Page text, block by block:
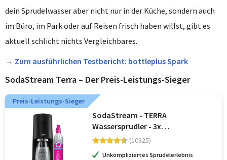
dein Sprudelwasser aber nicht nur in der Küche, sondern auch
im Büro, im Park oder auf Reisen frisch haben willst, gibt es
aktuell schlicht nichts Vergleichbares.
→ Zum ausführlichen Testbericht: bottleplus Spark
SodaStream Terra – Der Preis-Leistungs-Sieger
Preis-Leistungs-Sieger
SodaStream - TERRA
Wassersprudler - 3x
Sprudlerflaschen & CO2-Zylinder
(10325)
Unkompliziertes Sprudelerlebnis